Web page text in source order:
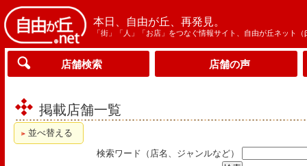
本日、自由が丘、再発見。
「街」「人」「お店」をつなぐ情報サイト、自由が丘ネット（
店舗検索 店舗の声
掲載店舗一覧
並べ替える
検索ワード（店名、ジャンルなど）